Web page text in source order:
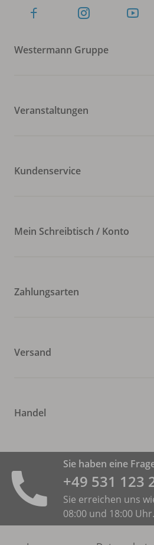
Westermann Gruppe
Veranstaltungen
Kundenservice
Mein Schreibtisch / Konto
Zahlungsarten
Versand
Handel
Sie haben eine
+49 531 ­123
Sie erreichen uns
08:00 und 18:00 Uhr.